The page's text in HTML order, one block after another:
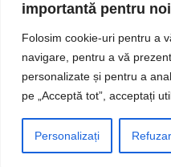
importantă pentru noi
Folosim cookie-uri pentru a
navigare, pentru a vă
personalizate și pentru a
pe „Acceptă tot”, acceptați
Personalizați
după:
ACASĂ
CATALOG PRODUSE
CONTACT
Autentificare